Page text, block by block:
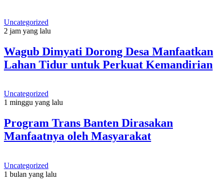
Uncategorized
2 jam yang lalu
Wagub Dimyati Dorong Desa Manfaatkan
Lahan Tidur untuk Perkuat Kemandirian
Uncategorized
1 minggu yang lalu
Program Trans Banten Dirasakan
Manfaatnya oleh Masyarakat
Uncategorized
1 bulan yang lalu